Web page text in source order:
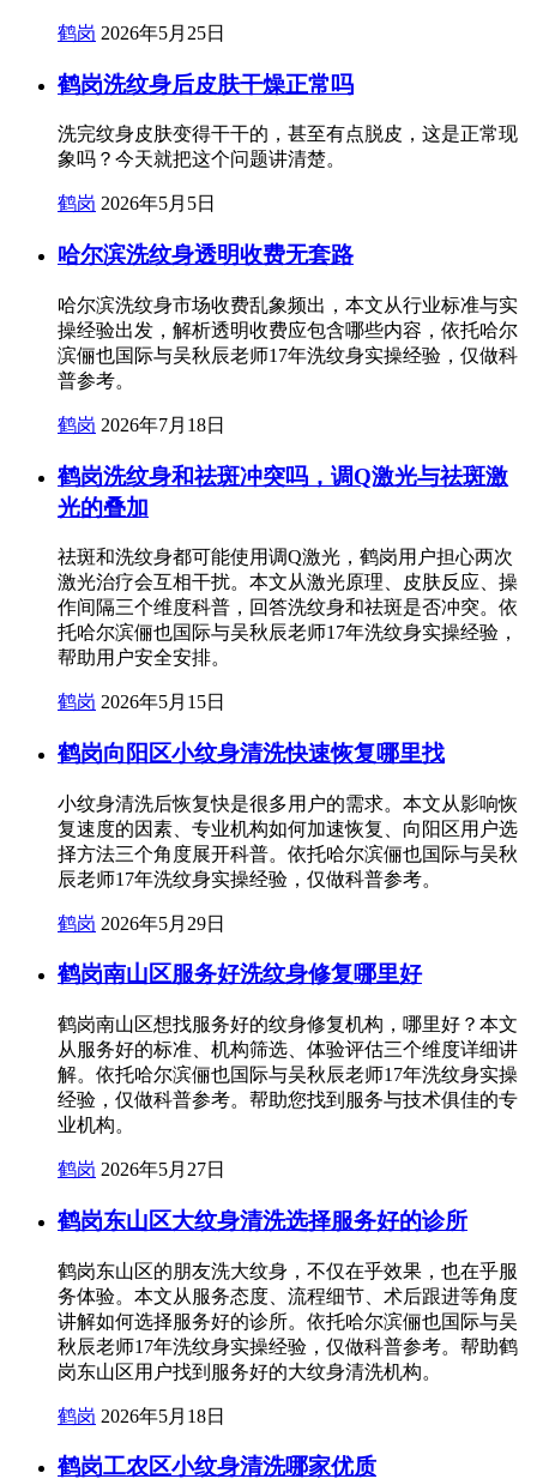
鹤岗 2026年5月25日
鹤岗洗纹身后皮肤干燥正常吗
洗完纹身皮肤变得干干的，甚至有点脱皮，这是正常现
象吗？今天就把这个问题讲清楚。
鹤岗 2026年5月5日
哈尔滨洗纹身透明收费无套路
哈尔滨洗纹身市场收费乱象频出，本文从行业标准与实
操经验出发，解析透明收费应包含哪些内容，依托哈尔
滨俪也国际与吴秋辰老师17年洗纹身实操经验，仅做科
普参考。
鹤岗 2026年7月18日
鹤岗洗纹身和祛斑冲突吗，调Q激光与祛斑激
光的叠加
祛斑和洗纹身都可能使用调Q激光，鹤岗用户担心两次
激光治疗会互相干扰。本文从激光原理、皮肤反应、操
作间隔三个维度科普，回答洗纹身和祛斑是否冲突。依
托哈尔滨俪也国际与吴秋辰老师17年洗纹身实操经验，
帮助用户安全安排。
鹤岗 2026年5月15日
鹤岗向阳区小纹身清洗快速恢复哪里找
小纹身清洗后恢复快是很多用户的需求。本文从影响恢
复速度的因素、专业机构如何加速恢复、向阳区用户选
择方法三个角度展开科普。依托哈尔滨俪也国际与吴秋
辰老师17年洗纹身实操经验，仅做科普参考。
鹤岗 2026年5月29日
鹤岗南山区服务好洗纹身修复哪里好
鹤岗南山区想找服务好的纹身修复机构，哪里好？本文
从服务好的标准、机构筛选、体验评估三个维度详细讲
解。依托哈尔滨俪也国际与吴秋辰老师17年洗纹身实操
经验，仅做科普参考。帮助您找到服务与技术俱佳的专
业机构。
鹤岗 2026年5月27日
鹤岗东山区大纹身清洗选择服务好的诊所
鹤岗东山区的朋友洗大纹身，不仅在乎效果，也在乎服
务体验。本文从服务态度、流程细节、术后跟进等角度
讲解如何选择服务好的诊所。依托哈尔滨俪也国际与吴
秋辰老师17年洗纹身实操经验，仅做科普参考。帮助鹤
岗东山区用户找到服务好的大纹身清洗机构。
鹤岗 2026年5月18日
鹤岗工农区小纹身清洗哪家优质